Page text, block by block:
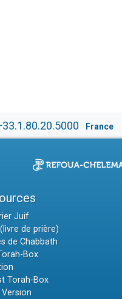
France
Juif
de prière)
de Chabbath
Box
Torah-Box
Version